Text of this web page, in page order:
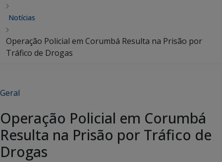
Notícias
Operação Policial em Corumbá Resulta na Prisão por
Tráfico de Drogas
Geral
Operação Policial em Corumbá
Resulta na Prisão por Tráfico de
Drogas